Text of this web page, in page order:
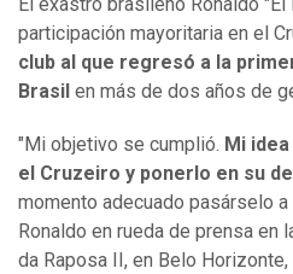
El exastro brasileño Ronaldo
participación mayoritaria en el
club al que regresó a la
Brasil en más de dos años de
"Mi objetivo se cumplió. Mi
el Cruzeiro y ponerlo en su
momento adecuado pasárselo a
Ronaldo en rueda de prensa en
da Raposa II, en Belo